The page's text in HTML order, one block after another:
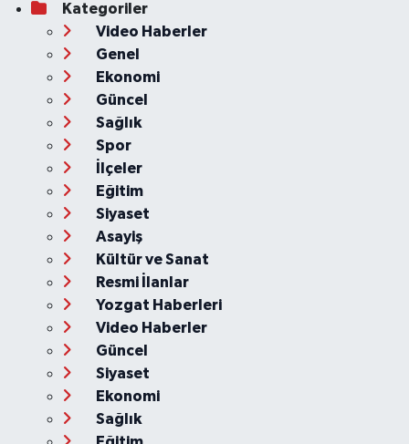
Kategoriler
Video Haberler
Genel
Ekonomi
Güncel
Sağlık
Spor
İlçeler
Eğitim
Siyaset
Asayiş
Kültür ve Sanat
Resmi İlanlar
Yozgat Haberleri
Video Haberler
Güncel
Siyaset
Ekonomi
Sağlık